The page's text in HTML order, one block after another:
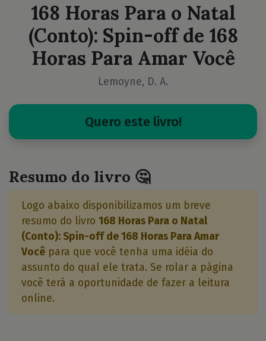
168 Horas Para o Natal
(Conto): Spin-off de 168
Horas Para Amar Você
Lemoyne, D. A.
Quero este livro!
Resumo do livro 🤔
Logo abaixo disponibilizamos um breve
resumo do livro 168 Horas Para o Natal
(Conto): Spin-off de 168 Horas Para Amar
Você para que você tenha uma idéia do
assunto do qual ele trata. Se rolar a página
você terá a oportunidade de fazer a leitura
online.